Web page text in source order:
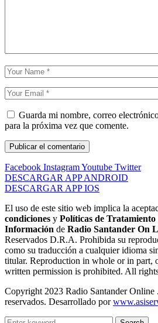
Guarda mi nombre, correo
para la próxima vez que comente.
Facebook InstagramYoutube Twitter
DESCARGAR APP ANDROID
DESCARGAR APP IOS
El uso de este sitio web implica la
condiciones y Políticas de Tratamiento
Información de Radio Santander On
Reservados D.R.A. Prohibida su
como su traducción a cualquier idioma
titular. Reproduction in whole or in part,
written permission is prohibited. All
Copyright 2023 Radio Santander Online
reservados. Desarrollado por